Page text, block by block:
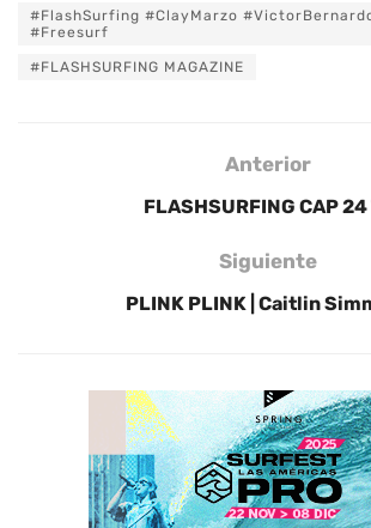
#FlashSurfing #ClayMarzo
#Freesurf
#FLASHSURFING MAGAZINE
Anterior
FLASHSURFING CAP 24
Siguiente
PLINK PLINK | Caitlin